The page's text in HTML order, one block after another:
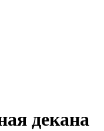
декана